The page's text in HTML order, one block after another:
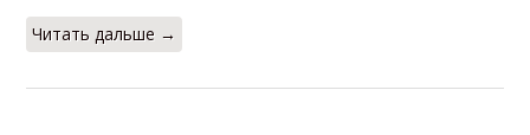
Читать дальше →